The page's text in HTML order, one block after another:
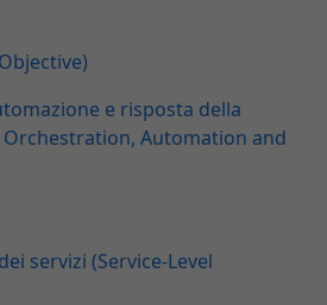
e risposta della
Orchestration, Automation and
servizi (Service-Level